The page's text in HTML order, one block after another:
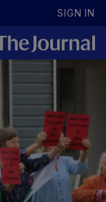
SIGN IN